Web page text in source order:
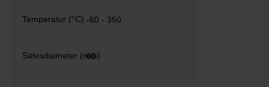
-60 - 350
60